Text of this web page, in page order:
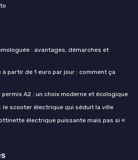
: avantages, démarches et
partir de 1 euro par jour : comment ça
A2 : un choix moderne et écologique
le scooter électrique qui séduit la ville
électrique puissante mais pas si «